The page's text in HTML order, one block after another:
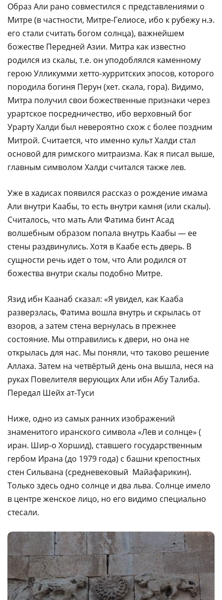
Образ Али рано совместился с представлениями о
Митре (в частности, Митре-Гелиосе, ибо к рубежу н.э.
его стали считать богом солнца), важнейшем
божестве Передней Азии. Митра как известно
родился из скалы, т.е. он уподоблялся каменному
герою Улликумми хетто-хурритских эпосов, которого
породила богиня Перун (хет. скала, гора). Видимо,
Митра получил свои божественные признаки через
урартское посредничество, ибо верховный бог
Урарту Халди был невероятно схож с более поздним
Митрой. Считается, что именно культ Халди стал
основой для римского митраизма. Как я писал выше,
главным символом Халди считался также лев.
Уже в хадисах появился рассказ о рождение имама
Али внутри Каабы, то есть внутри камня (или скалы).
Считалось, что мать Али Фатима бинт Асад
волшебным образом попала внутрь Каабы — ее
стены раздвинулись. Хотя в Каабе есть дверь. В
сущности речь идет о том, что Али родился от
божества внутри скалы подобно Митре.
Язид ибн Каанаб сказал: «Я увидел, как Кааба
разверзлась, Фатима вошла внутрь и скрылась от
взоров, а затем стена вернулась в прежнее
состояние. Мы отправились к двери, но она не
открылась для нас. Мы поняли, что таково решение
Аллаха. Затем на четвёртый день она вышла, неся на
руках Повелителя верующих Али ибн Абу Талиба.
Передал Шейх ат-Туси
Ниже, одно из самых ранних изображений
знаменитого иранского символа «Лев и солнце» (
иран. Шир-о Хоршид), ставшего государственным
гербом Ирана (до 1979 года) с башни крепостных
стен Сильвана (средневековый Майафарикин).
Только здесь одно солнце и два льва. Солнце имело
в центре женское лицо, но его видимо специально
стесали.